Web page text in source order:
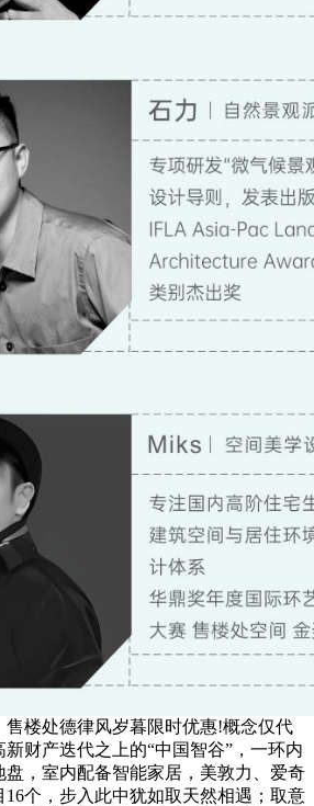
售楼处德律风岁暮限时优惠!概念仅代
财产迭代之上的“中国智谷”，一环内
盘，室内配备智能家居，美敦力、爱奇
个，步入此中犹如取天然相遇；取意